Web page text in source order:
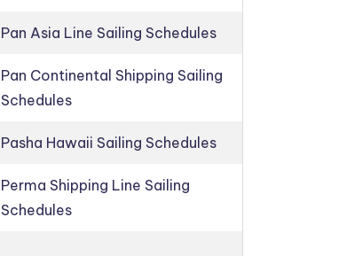
Pan Asia Line Sailing Schedules
Pan Continental Shipping Sailing
Schedules
Pasha Hawaii Sailing Schedules
Perma Shipping Line Sailing
Schedules